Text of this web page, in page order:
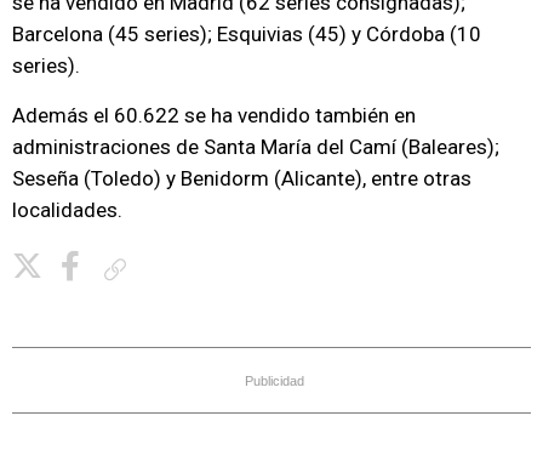
Barcelona (45 series); Esquivias (45) y Córdoba (10
series).
Además el 60.622 se ha vendido también en
administraciones de Santa María del Camí (Baleares);
Seseña (Toledo) y Benidorm (Alicante), entre otras
localidades.
Publicidad